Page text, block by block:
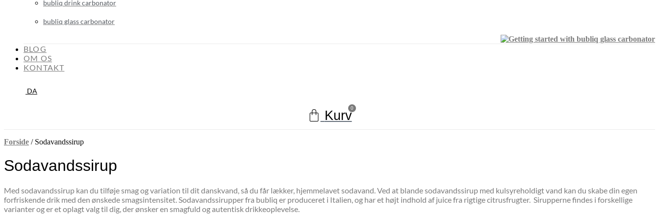
bubliq drink carbonator
bubliq glass carbonator
BLOG
OM OS
KONTAKT
DA
0
Kurv
Forside / Sodavandssirup
Sodavandssirup
Med sodavandssirup kan du tilføje smag og variation til dit danskvand, så du får lækker, hjemmelavet sodavand. Ved at blande sodavandssirup med kulsyreholdigt vand kan du skabe din egen
forfriskende drik med den ønskede smagsintensitet. Sodavandssirupper fra bubliq er produceret i Italien, og har et højt indhold af juice fra rigtige citrusfrugter. Sirupperne findes i forskellige
varianter og er et oplagt valg til dig, der ønsker en smagfuld og autentisk drikkeoplevelse.